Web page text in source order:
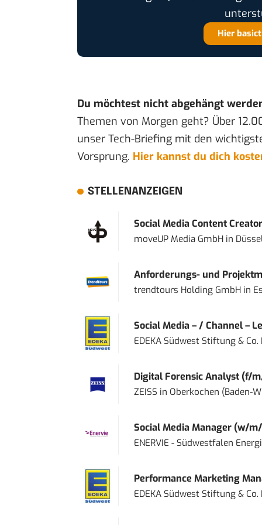
Hier
Du möchtest nicht abgehängt
Themen von Morgen geht? Über
unser Tech-Briefing mit den
Vorsprung. Hier kannst du dich
STELLENANZEIGEN
Social Media Content
moveUP Media GmbHin
Anforderungs- und
trendtours Holding GmbHin
Social Media – / Channel –
EDEKA Südwest Stiftung & Co.
Digital Forensic Analyst (f/
ZEISS in Oberkochen (Baden-
Social Media Manager (w/
ENERVIE - Südwestfalen
Performance Marketing
EDEKA Südwest Stiftung & Co.